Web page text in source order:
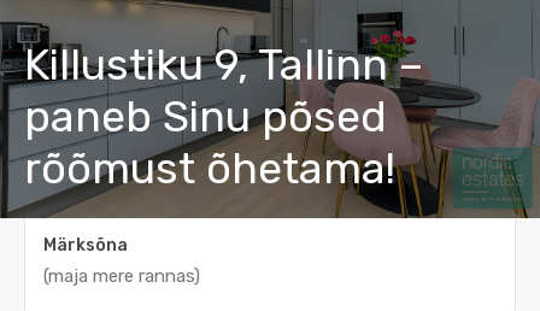
Killustiku 9, Tallinn –
paneb Sinu põsed
rõõmust õhetama!
Märksõna